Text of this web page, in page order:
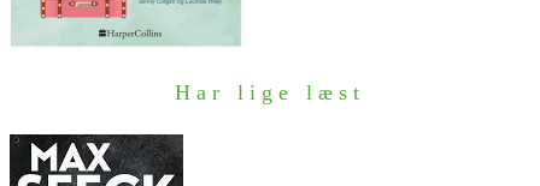
Har lige læst